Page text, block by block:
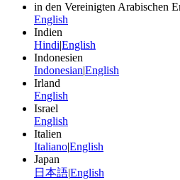
in den Vereinigten Arabischen
English
Indien
Hindi|English
Indonesien
Indonesian|English
Irland
English
Israel
English
Italien
Italiano|English
Japan
日本語|English